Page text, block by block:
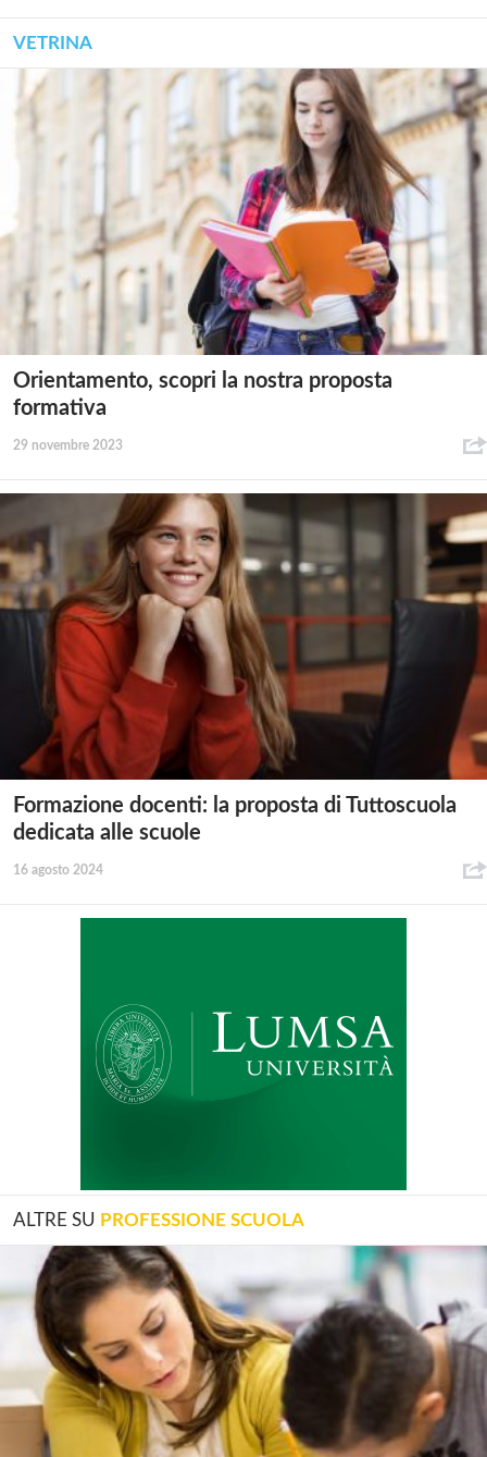
VETRINA
Orientamento, scopri la nostra proposta
formativa
29 novembre 2023
Formazione docenti: la proposta di Tuttoscuola
dedicata alle scuole
16 agosto 2024
ALTRE SU PROFESSIONE SCUOLA